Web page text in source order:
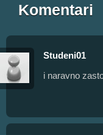
Komentari
Studeni01
i naravno